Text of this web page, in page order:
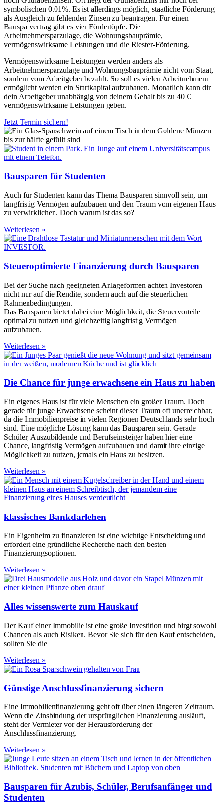
symbolischen 0.01%. Es ist allerdings möglich, staatliche Förderung
als Ausgleich zu fehlenden Zinsen zu beantragen. Für einen
Bausparvertrag gibt es vier Fördertöpfe: Die
Arbeitnehmersparzulage, die Wohnungsbauprämie,
vermögenswirksame Leistungen und die Riester-Förderung.
Vermögenswirksame Leistungen werden anders als
Arbeitnehmersparzulage und Wohnungsbauprämie nicht vom Staat,
sondern vom Arbeitgeber bezahlt. So soll es vielen Arbeitnehmern
ermöglicht werden ein Startkapital aufzubauen. Monatlich kann dir
dein Arbeitgeber unabhängig von deinem Gehalt bis zu 40 €
vermögenswirksame Leistungen geben.
Jetzt Termin sichern!
Bausparen für Studenten
Auch für Studenten kann das Thema Bausparen sinnvoll sein, um
langfristig Vermögen aufzubauen und den Traum vom eigenen Haus
zu verwirklichen. Doch warum ist das so?
Weiterlesen »
Steueroptimierte Finanzierung durch Bausparen
Bei der Suche nach geeigneten Anlageformen achten Investoren
nicht nur auf die Rendite, sondern auch auf die steuerlichen
Rahmenbedingungen.
Das Bausparen bietet dabei eine Möglichkeit, die Steuervorteile
optimal zu nutzen und gleichzeitig langfristig Vermögen
aufzubauen.
Weiterlesen »
Die Chance für junge erwachsene ein Haus zu haben
Ein eigenes Haus ist für viele Menschen ein großer Traum. Doch
gerade für junge Erwachsene scheint dieser Traum oft unerreichbar,
da die Immobilienpreise in vielen Regionen Deutschlands sehr hoch
sind. Eine mögliche Lösung kann das Bausparen sein. Gerade
Schüler, Auszubildende und Berufseinsteiger haben hier eine
Chance, langfristig Vermögen aufzubauen und damit ihre einzige
Möglichkeit zu nutzen, jemals ein Haus zu besitzen.
Weiterlesen »
klassisches Bankdarlehen
Ein Eigenheim zu finanzieren ist eine wichtige Entscheidung und
erfordert eine gründliche Recherche nach den besten
Finanzierungsoptionen.
Weiterlesen »
Alles wissenswerte zum Hauskauf
Der Kauf einer Immobilie ist eine große Investition und birgt sowohl
Chancen als auch Risiken. Bevor Sie sich für den Kauf entscheiden,
sollten Sie die
Weiterlesen »
Günstige Anschlussfinanzierung sichern
Eine Immobilienfinanzierung geht oft über einen längeren Zeitraum.
Wenn die Zinsbindung der ursprünglichen Finanzierung ausläuft,
steht der Vermieter vor der Herausforderung der
Anschlussfinanzierung.
Weiterlesen »
Bausparen für Azubis, Schüler, Berufsanfänger und
Studenten